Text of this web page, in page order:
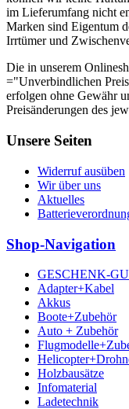
im Lieferumfang nicht
Marken sind Eigentum
Irrtümer und
Die in unserem
="Unverbindlichen
erfolgen ohne Gewähr
Preisänderungen des
Unsere Seiten
Widerruf ausüben
Wir über uns
Aktuelles
Shop-Navigation
GESCHENK-
Adapter+Kabel
Akkus
Boote+Zubehör
Auto + Zubehör
Holzbausätze
Infomaterial
Ladetechnik